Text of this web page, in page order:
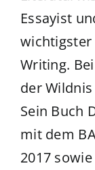
Essayist
Writing.
der
Sein Buch
mit dem
2017